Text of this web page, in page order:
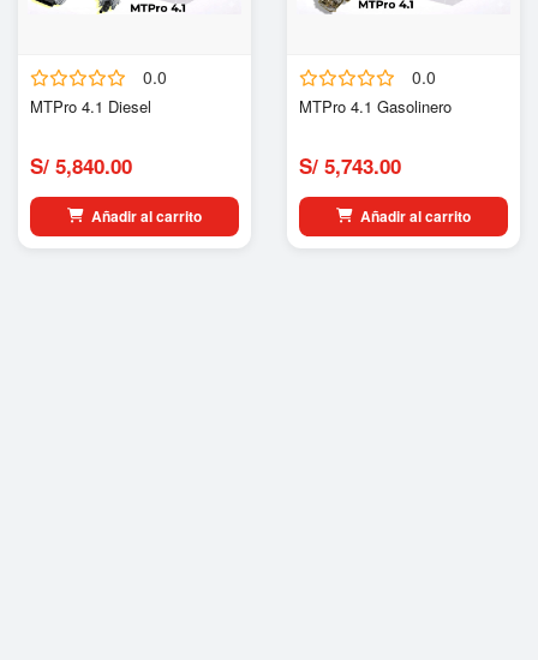
0.0
MTPro 4.1 Diesel
S/ 5,840.00
Añadir al carrito
0.0
MTPro 4.1 Gasolinero
S/ 5,743.00
Añadir al carrito